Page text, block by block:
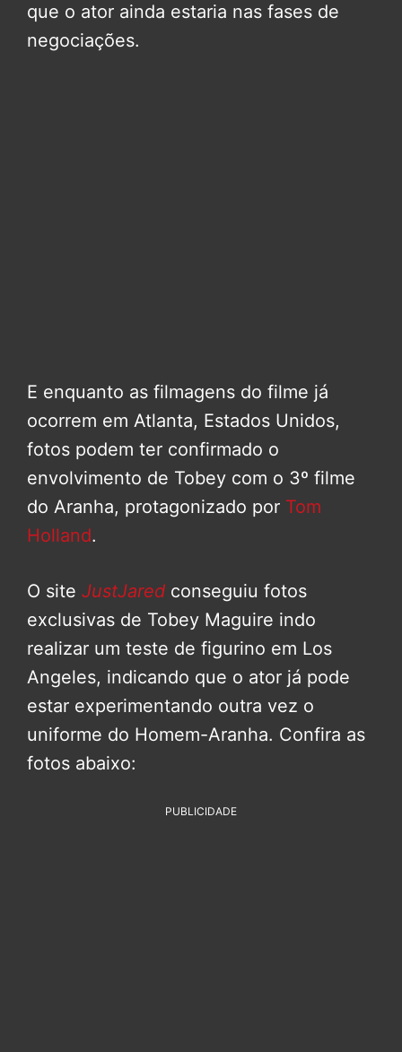
que o ator ainda estaria nas fases de
negociações.
E enquanto as filmagens do filme já
ocorrem em Atlanta, Estados Unidos,
fotos podem ter confirmado o
envolvimento de Tobey com o 3º filme
do Aranha, protagonizado por Tom
Holland.
O site JustJared conseguiu fotos
exclusivas de Tobey Maguire indo
realizar um teste de figurino em Los
Angeles, indicando que o ator já pode
estar experimentando outra vez o
uniforme do Homem-Aranha. Confira as
fotos abaixo:
PUBLICIDADE